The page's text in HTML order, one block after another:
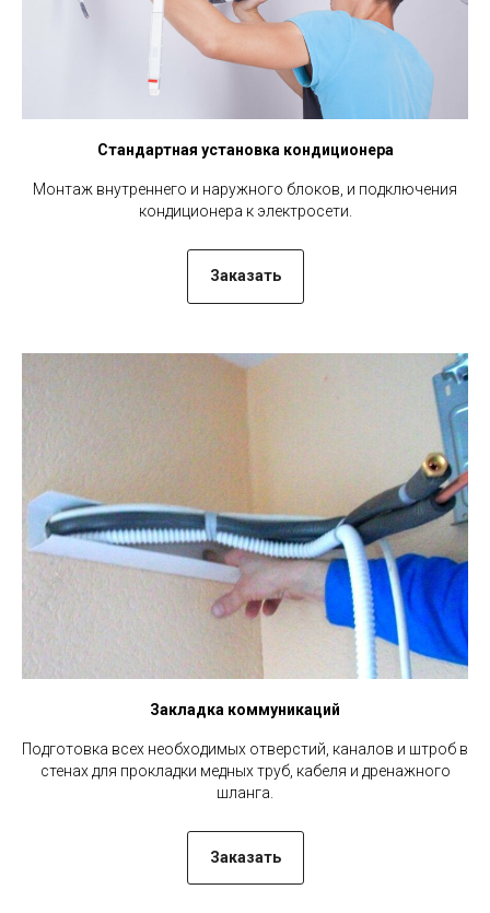
Стандартная установка кондиционера
Монтаж внутреннего и наружного блоков, и подключения
кондиционера к электросети.
Заказать
Закладка коммуникаций
Подготовка всех необходимых отверстий, каналов и штроб в
стенах для прокладки медных труб, кабеля и дренажного
шланга.
Заказать